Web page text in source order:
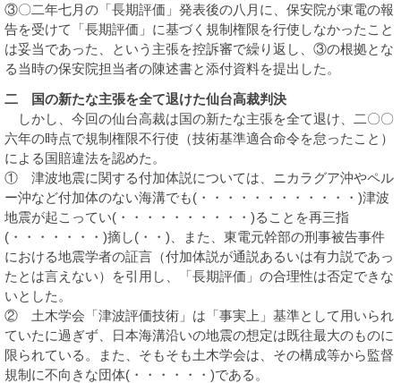
③〇二年七月の「長期評価」発表後の八月に、保安院が東電の報
告を受けて「長期評価」に基づく規制権限を行使しなかったこと
は妥当であった、という主張を控訴審で繰り返し、③の根拠とな
る当時の保安院担当者の陳述書と添付資料を提出した。
二 国の新たな主張を全て退けた仙台高裁判決
しかし、今回の仙台高裁は国の新たな主張を全て退け、二〇〇
六年の時点で規制権限不行使（技術基準適合命令を怠ったこと）
による国賠違法を認めた。
① 津波地震に関する付加体説については、ニカラグア沖やペル
ー沖など付加体のない海溝でも(・・・・・・・・・・・・)津波
地震が起こってい(・・・・・・・・・・)ることを再三指
(・・・・・・・)摘し(・・)、また、東電元幹部の刑事被告事件
における地震学者の証言（付加体説が通説あるいは有力説であっ
たとは言えない）を引用し、「長期評価」の合理性は否定できな
いとした。
② 土木学会「津波評価技術」は「事実上」基準として用いられ
ていたに過ぎず、日本海溝沿いの地震の想定は既往最大のものに
限られている。また、そもそも土木学会は、その構成等から監督
規制に不向きな団体(・・・・・・)である。